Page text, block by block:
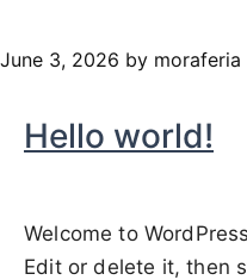
June 3, 2026 by moraferia
Hello world!
Welcome to
Edit or delete it, then